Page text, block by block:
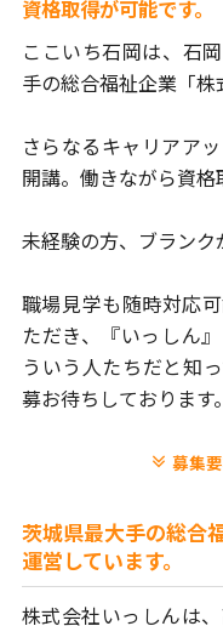
資格取得が可能です。
ここいち石岡は、石
手の総合福祉企業「株
さらなるキャリアア
開講。 働きながら資格
未経験の方、ブランク
職場見学も随時対応
ただき、
『いっしん
ういう人たちだと知
募お待ちしております。
募集
茨城県最大手の総合
運営しています。
株式会社いっしんは